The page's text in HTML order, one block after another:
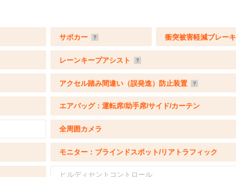
サポカー 衝突被害軽減ブレーキ
レーンキープアシスト
アクセル踏み間違い（誤発進）防止装置
エアバッグ：運転席/助手席/サイド/カーテン
全周囲カメラ
モニター：ブラインドスポット/リアトラフィック
ヒルディセントコントロール